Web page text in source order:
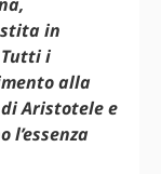
in
i
alla
Aristotele e
l’essenza